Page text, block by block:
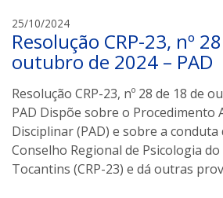
v
a
r
s
25/10/2024a
r
i
v
a
n
d
r
e
t
Resolução CRP-23, nº
outubro de 2024 – PAD
Resolução CRP-23, nº 28 de 18 de
PAD Dispõe sobre o Procedimento
Disciplinar (PAD) e sobre a
Conselho Regional de Psicologia do
Tocantins (CRP-23) e dá outras